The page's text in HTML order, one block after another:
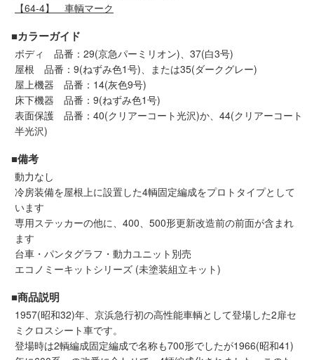
鉄道模型の情報
メルマガ登録 LINEお友達登録
Infomation
ヘルプページ
お問い合せ
ログイン/マイページ
お気に入りリスト
新規会員登録
【64-4】
車輌マーク
■カラーガイド
ボディ 品番：29(京急パーミリオン)、37(白3号)
屋根 品番：9(ねずみ色1号)、または35(ダークグレー)
屋上機器 品番：14(灰色9号)
床下機器 品番：9(ねずみ色1号)
表面保護 品番：40(クリアーコート光沢)か、44(クリアーコート
半光沢)
■備考
動力なし
冷房装備を屋根上に設置した4輌固定編成をプロトタイプとして
います
専用ステッカーの他に、400、500形更新改造前の前面が含まれ
ます
台車・パンタグラフ・動力ユニット別売
エコノミーキットシリーズ (未塗装組立キット)
■商品説明
1957(昭和32)年、京浜急行初の高性能車輌として登場した2扉セ
ミクロスシート車です。
登場時は2輌編成固定編成で名称も700形でしたが1966(昭和41)